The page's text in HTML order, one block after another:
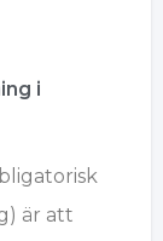
i
är att